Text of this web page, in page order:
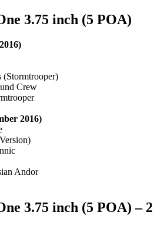
3.75 inch (5 POA)
(Stormtrooper)
Crew
2016)
Andor
3.75 inch (5 POA) – 2